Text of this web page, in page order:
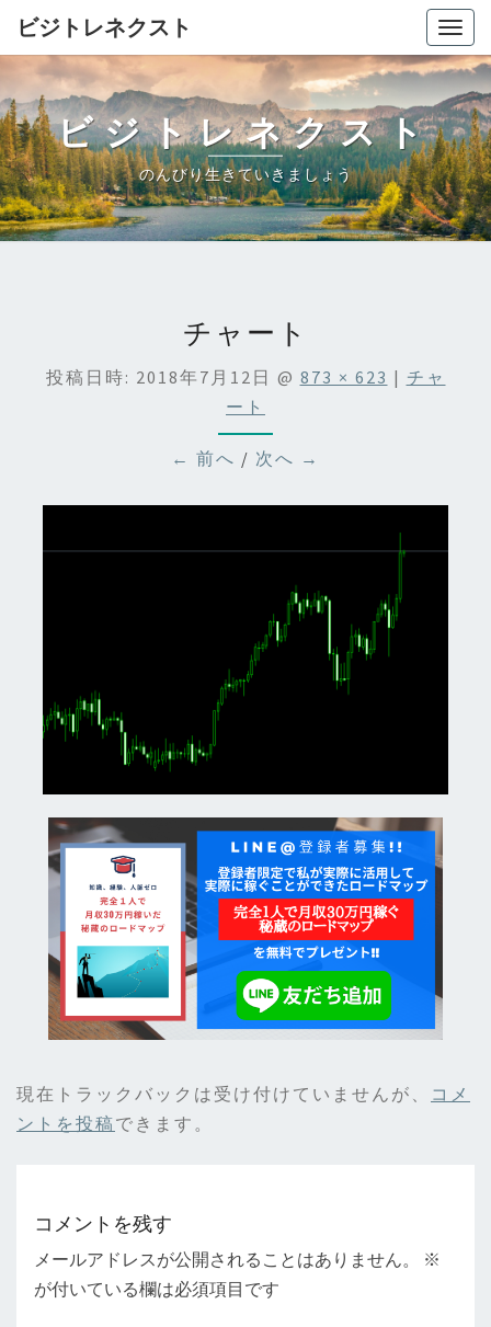
ビジトレネクスト
ビジトレネクスト
のんびり生きていきましょう
チャート
投稿日時: 2018年7月12日 @ 873 × 623 | チャ
ート
← 前へ / 次へ →
現在トラックバックは受け付けていませんが、 コメ
ントを投稿できます。
コメントを残す
メールアドレスが公開されることはありません。
※
が付いている欄は必須項目です